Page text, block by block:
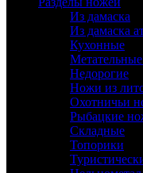
Из дамаска
Из дамаска
Кухонные
Недорогие
Ножи из
Охотничьи
Рыбацкие
Складные
Топорики